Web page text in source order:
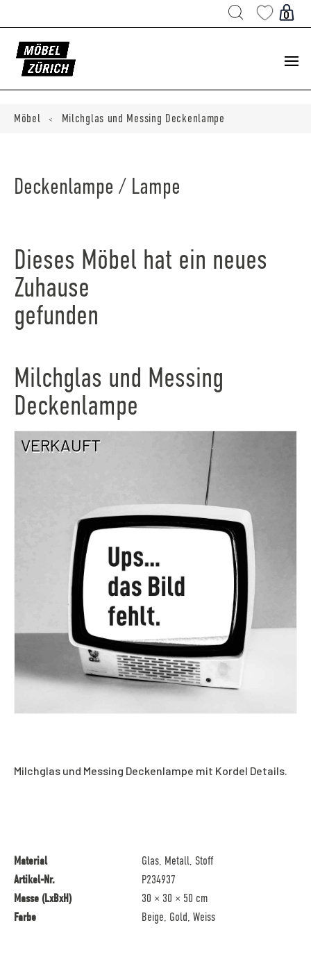
0
Möbel < Milchglas und Messing Deckenlampe
Deckenlampe / Lampe
Dieses Möbel hat ein neues
Zuhause
gefunden
Milchglas und Messing
Deckenlampe
VERKAUFT
Milchglas und Messing Deckenlampe mit Kordel Details.
Material
Glas, Metall, Stoff
Artikel-Nr.
P234937
Masse (LxBxH)
30 × 30 × 50 cm
Farbe
Beige, Gold, Weiss